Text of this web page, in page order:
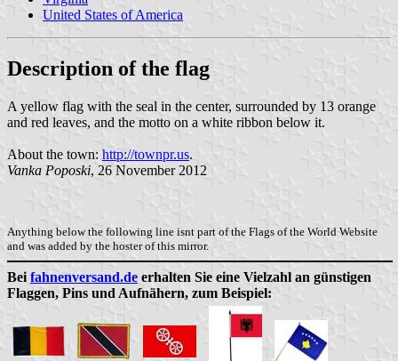
United States of America
Description of the flag
A yellow flag with the seal in the center, surrounded by 13 orange
and red leaves, and the motto on a white ribbon below it.
About the town: http://townpr.us.
Vanka Poposki, 26 November 2012
Anything below the following line isnt part of the Flags of the World Website
and was added by the hoster of this mirror.
Bei fahnenversand.de erhalten Sie eine Vielzahl an günstigen
Flaggen, Pins und Aufnähern, zum Beispiel: